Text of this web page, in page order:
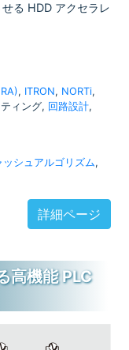
る HDD アクセラレ
, ITRON, NORTi,
ィング, 回路設計,
ッシュアルゴリズム,
詳細ページ
高機能 PLC